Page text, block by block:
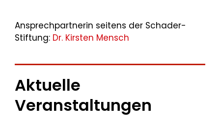
Ansprechpartnerin seitens der Schader-
Stiftung: Dr. Kirsten Mensch
Aktuelle
Veranstaltungen